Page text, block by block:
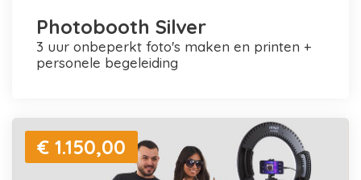
Photobooth Silver
3 uur onbeperkt foto's maken en printen +
personele begeleiding
€ 1.150,00